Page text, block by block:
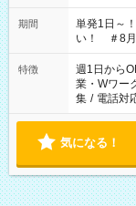
ださい！
期間
単発1日～
い！ ＃8
特徴 週1日から
業・Wワー
集 / 電話対
気になる！